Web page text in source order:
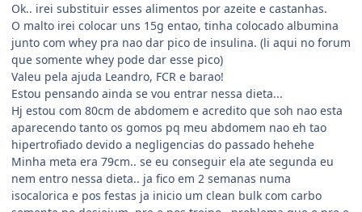
Ok.. irei substituir esses alimentos por azeite e castanhas.
O malto irei colocar uns 15g entao, tinha colocado albumina
junto com whey pra nao dar pico de insulina. (li aqui no forum
que somente whey pode dar esse pico)
Valeu pela ajuda Leandro, FCR e barao!
Estou pensando ainda se vou entrar nessa dieta...
Hj estou com 80cm de abdomem e acredito que soh nao esta
aparecendo tanto os gomos pq meu abdomem nao eh tao
hipertrofiado devido a negligencias do passado hehehe
Minha meta era 79cm.. se eu conseguir ela ate segunda eu
nem entro nessa dieta.. ja fico em 2 semanas numa
isocalorica e pos festas ja inicio um clean bulk com carbo